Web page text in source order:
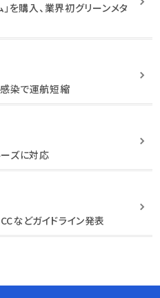
」を購入、業界初グリーンメタ
感染で運航短縮
ズに対応
などガイドライン発表